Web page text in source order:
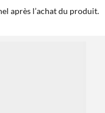
après l’achat du produit.